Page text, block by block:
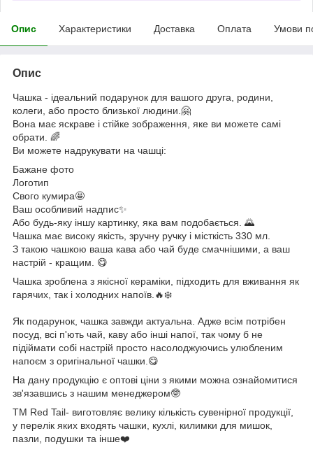
Опис Характеристики Доставка Оплата Умови
Опис
Чашка - ідеальний подарунок для вашого друга, родини,
колеги, або просто близької людини.🤗
Вона має яскраве і стійке зображення, яке ви можете самі
обрати. 🌈
Ви можете надрукувати на чашці:
Бажане фото
Логотип
Свого кумира🤩
Ваш особливий надпис✨
Або будь-яку іншу картинку, яка вам подобається. 🌄
Чашка має високу якість, зручну ручку і місткість 330 мл.
З такою чашкою ваша кава або чай буде смачнішими, а ваш
настрій - кращим. 😋
Чашка зроблена з якісної кераміки, підходить для вживання як
гарячих, так і холодних напоїв.🔥❄️
Як подарунок, чашка завжди актуальна. Адже всім потрібен
посуд, всі п'ють чай, каву або інші напої, так чому б не
підіймати собі настрій просто насолоджуючись улюбленим
напоєм з оригінальної чашки.😋
На дану продукцію є оптові ціни з якими можна ознайомитися
зв'язавшись з нашим менеджером🤓
ТМ Red Tail- виготовляє велику кількість сувенірної продукції,
у перелік яких входять чашки, кухлі, килимки для мишок,
пазли, подушки та інше❤️